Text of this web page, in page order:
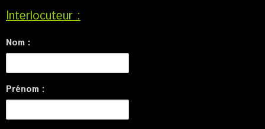
Interlocuteur :
Nom :
Prénom :